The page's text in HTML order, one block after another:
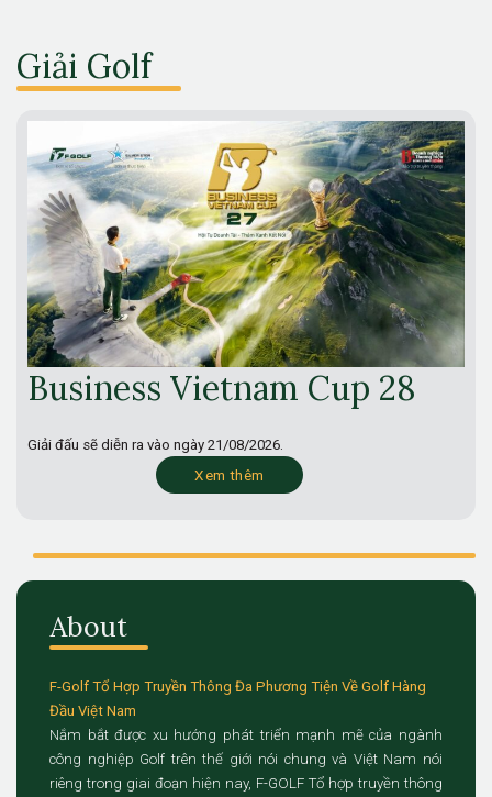
Giải Golf
Business Vietnam Cup 28
Giải đấu sẽ diễn ra vào ngày 21/08/2026.
Xem thêm
About
F-Golf Tổ Hợp Truyền Thông Đa Phương Tiện Về Golf Hàng
Đầu Việt Nam
Nắm bắt được xu hướng phát triển mạnh mẽ của ngành
công nghiệp Golf trên thế giới nói chung và Việt Nam nói
riêng trong giai đoạn hiện nay, F-GOLF Tổ hợp truyền thông